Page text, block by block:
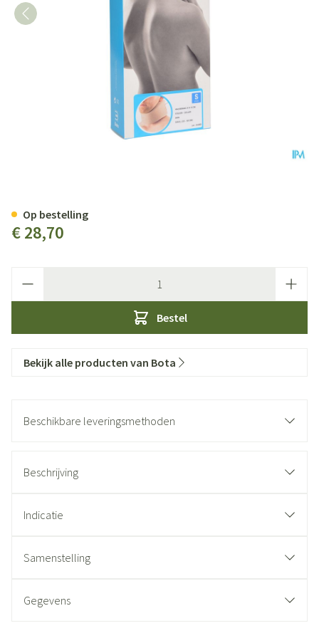
€ 28,70
Bestel
Op bestelling
Bekijk alle producten van Bota
Beschikbare leveringsmethoden
Beschrijving
Indicatie
Samenstelling
Gegevens